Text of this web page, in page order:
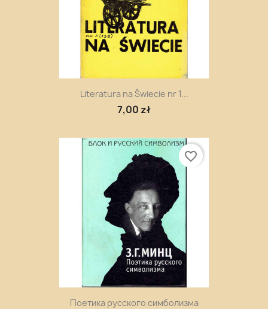
Literatura na Świecie nr 1...
7,00 zł
Поетика русского симболизма
favorite_border